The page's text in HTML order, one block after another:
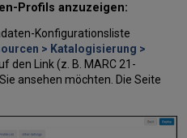
Profils anzuzeigen:
Konfigurationsliste
> Katalogisierung >
den Link (z. B. MARC 21-
ansehen möchten. Die Seite